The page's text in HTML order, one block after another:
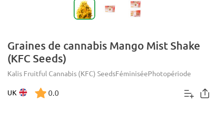
Graines de cannabis Mango Mist Shake
(KFC Seeds)
Kalis Fruitful Cannabis (KFC) SeedsFéminiséePhotopériode
UK 0.0